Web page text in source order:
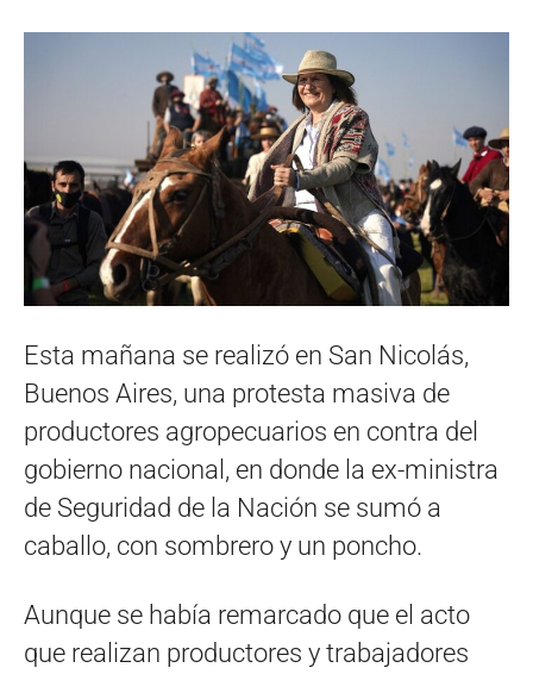
Esta mañana se realizó en San Nicolás,
Buenos Aires, una protesta masiva de
productores agropecuarios en contra del
gobierno nacional, en donde la ex-ministra
de Seguridad de la Nación se sumó a
caballo, con sombrero y un poncho.
Aunque se había remarcado que el acto
que realizan productores y trabajadores